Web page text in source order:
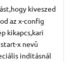
kiveszed
az x-config
kikapcs,kari
x nevü
inditásnál